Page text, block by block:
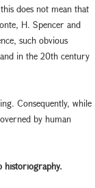
does not mean that
H. Spencer and
such obvious
in the 20th century
Consequently, while
by human
historiography.